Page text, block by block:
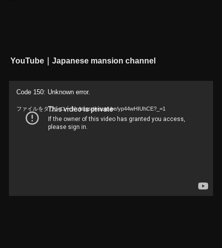
YouTube｜Japanese mansion channel
Code 150: Unknown error.
ファイルをダウンロード: https://youtu.be/yp44wHIUhCE?_=1